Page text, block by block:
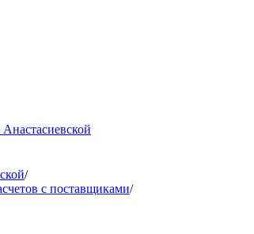
/
с поставщиками/